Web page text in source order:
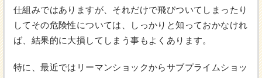
仕組みではありますが、それだけで飛びついてしまったり
してその危険性については、しっかりと知っておかなけれ
ば、結果的に大損してしまう事もよくあります。
特に、最近ではリーマンショックからサブプライムショッ